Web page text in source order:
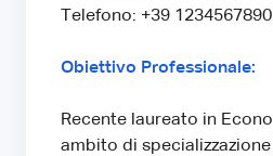
Telefono: +39 1234567890
Obiettivo Professionale:
Recente laureato in
ambito di